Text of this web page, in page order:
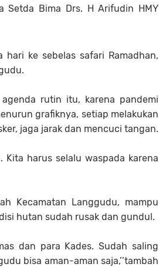
Setda Bima Drs. H Arifudin HMY
hari ke sebelas safari Ramadhan,
rutin itu, karena pandemi
grafiknya, setiap melakukan
jaga jarak dan mencuci tangan.
Kita harus selalu waspada karena
Kecamatan Langgudu, mampu
hutan sudah rusak dan gundul.
dan para Kades. Sudah saling
bisa aman-aman saja,’’tambah